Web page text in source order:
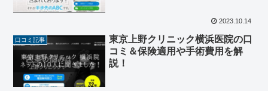
2023.10.14
口コミ記事
東京上野クリニック横浜医院の口
コミ＆保険適用や手術費用を解
説！